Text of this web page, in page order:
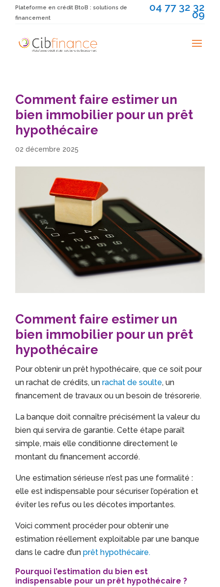
Plateforme en crédit BtoB : solutions de
financement
04 77 32 32
09
Comment faire estimer un
bien immobilier pour un prêt
hypothécaire
02 décembre 2025
Comment faire estimer un
bien immobilier pour un prêt
hypothécaire
Pour obtenir un prêt hypothécaire, que ce soit pour
un rachat de crédits, unrachat de soulte, un
financement de travaux ou un besoin de trésorerie.
La banque doit connaître précisément la valeur du
bien qui servira de garantie. Cette étape paraît
simple, mais elle conditionne directement le
montant du financement accordé.
Une estimation sérieuse n’est pas une formalité :
elle est indispensable pour sécuriser l’opération et
éviter les refus ou les décotes importantes.
Voici comment procéder pour obtenir une
estimation réellement exploitable par une banque
dans le cadre d’unprêt hypothécaire.
Pourquoi l’estimation du bien est
indispensable pour un prêt hypothécaire ?